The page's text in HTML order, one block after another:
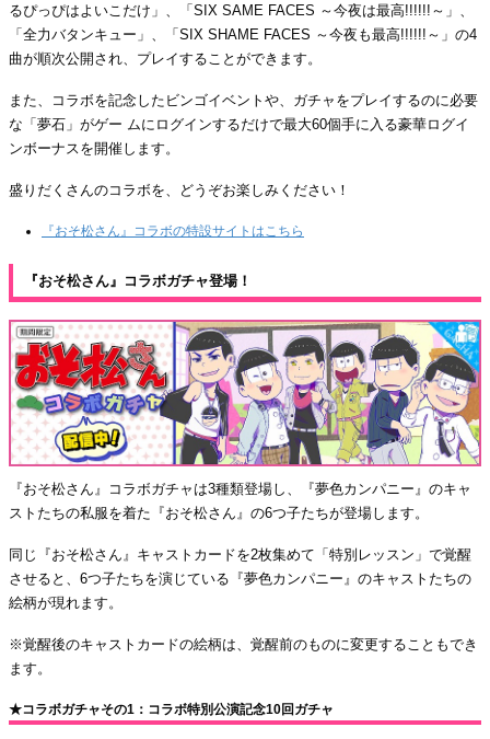
るぴっぴはよいこだけ」、「SIX SAME FACES ～今夜は最高!!!!!!～」、
「全力バタンキュー」、「SIX SHAME FACES ～今夜も最高!!!!!!～」の4
曲が順次公開され、プレイすることができます。
また、コラボを記念したビンゴイベントや、ガチャをプレイするのに必要
な「夢石」がゲー ムにログインするだけで最大60個手に入る豪華ログイ
ンボーナスを開催します。
盛りだくさんのコラボを、どうぞお楽しみください！
『おそ松さん』コラボの特設サイトはこちら
『おそ松さん』コラボガチャ登場！
『おそ松さん』コラボガチャは3種類登場し、『夢色カンパニー』のキャ
ストたちの私服を着た『おそ松さん』の6つ子たちが登場します。
同じ『おそ松さん』キャストカードを2枚集めて「特別レッスン」で覚醒
させると、6つ子たちを演じている『夢色カンパニー』のキャストたちの
絵柄が現れます。
※覚醒後のキャストカードの絵柄は、覚醒前のものに変更することもでき
ます。
★コラボガチャその1：コラボ特別公演記念10回ガチャ